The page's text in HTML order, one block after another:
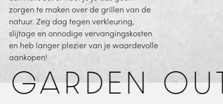
zorgen te maken over de grillen van de
natuur. Zeg dag tegen verkleuring,
slijtage en onnodige vervangingskosten
en heb langer plezier van je waardevolle
aankopen!